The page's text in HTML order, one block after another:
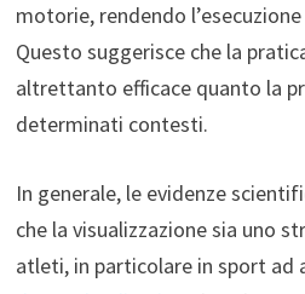
motorie, rendendo
Questo suggerisce che la
altrettanto efficace quanto la
determinati contesti.
In generale, le evidenze
che la visualizzazione sia uno
atleti, in particolare in sport ad